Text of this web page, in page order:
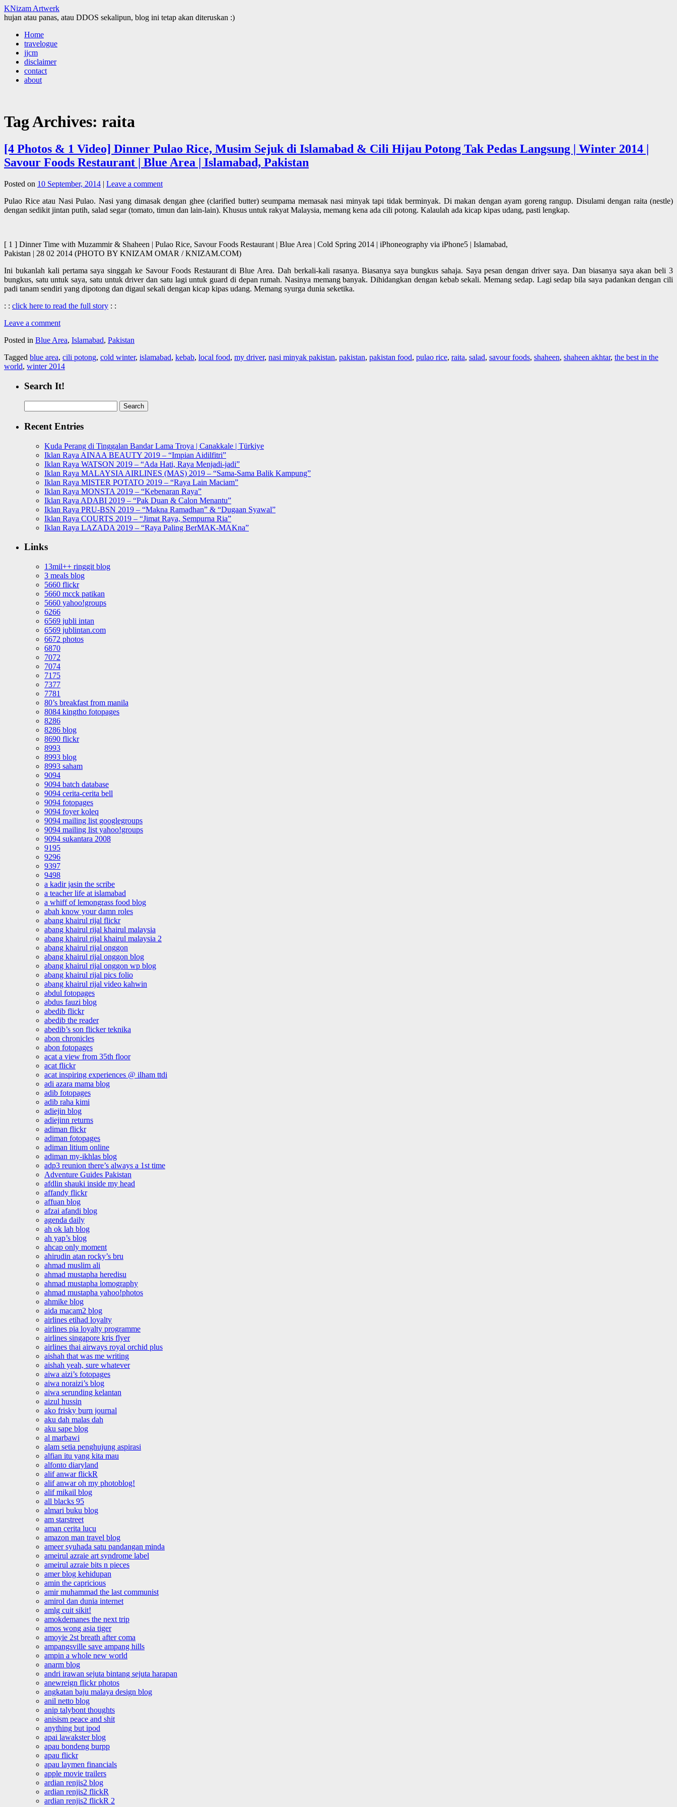
KNizam Artwerk
hujan atau panas, atau DDOS sekalipun, blog ini tetap akan diteruskan :)
Skip
content
Home
travelogue
jjcm
disclaimer
contact
about
Tag Archives: raita
[4 Photos & 1 Video] Dinner Pulao Rice, Musim Sejuk di Islamabad & Cili Hijau Potong Tak Pedas Langsung | Winter 2014 |
Savour Foods Restaurant | Blue Area | Islamabad, Pakistan
Posted on 10 September, 2014 | Leave a comment
Pulao Rice atau Nasi Pulao. Nasi yang dimasak dengan ghee (clarified butter) seumpama memasak nasi minyak tapi tidak berminyak. Di makan dengan ayam goreng rangup. Disulami dengan raita (nestle)
dengan sedikit jintan putih, salad segar (tomato, timun dan lain-lain). Khusus untuk rakyat Malaysia, memang kena ada cili potong. Kalaulah ada kicap kipas udang, pasti lengkap.
[ 1 ] Dinner Time with Muzammir & Shaheen | Pulao Rice, Savour Foods Restaurant | Blue Area | Cold Spring 2014 | iPhoneography via iPhone5 | Islamabad,
Pakistan | 28 02 2014 (PHOTO BY KNIZAM OMAR / KNIZAM.COM)
Ini bukanlah kali pertama saya singgah ke Savour Foods Restaurant di Blue Area. Dah berkali-kali rasanya. Biasanya saya bungkus sahaja. Saya pesan dengan driver saya. Dan biasanya saya akan beli 3
bungkus, satu untuk saya, satu untuk driver dan satu lagi untuk guard di depan rumah. Nasinya memang banyak. Dihidangkan dengan kebab sekali. Memang sedap. Lagi sedap bila saya padankan dengan cili
padi tanam sendiri yang dipotong dan digaul sekali dengan kicap kipas udang. Memang syurga dunia seketika.
: : click here to read the full story : :
Leave a comment
Posted in Blue Area, Islamabad, Pakistan
Tagged blue area, cili potong, cold winter, islamabad, kebab, local food, my driver, nasi minyak pakistan, pakistan, pakistan food, pulao rice, raita, salad, savour foods, shaheen, shaheen akhtar, the best in the
world, winter 2014
Search It!
for:
Recent Entries
Kuda Perang di Tinggalan Bandar Lama Troya | Canakkale | Türkiye
Iklan Raya AINAA BEAUTY 2019 – “Impian Aidilfitri”
Iklan Raya WATSON 2019 – “Ada Hati, Raya Menjadi-jadi”
Iklan Raya MALAYSIA AIRLINES (MAS) 2019 – “Sama-Sama Balik Kampung”
Iklan Raya MISTER POTATO 2019 – “Raya Lain Maciam”
Iklan Raya MONSTA 2019 – “Kebenaran Raya”
Iklan Raya ADABI 2019 – “Pak Duan & Calon Menantu”
Iklan Raya PRU-BSN 2019 – “Makna Ramadhan” & “Dugaan Syawal”
Iklan Raya COURTS 2019 – “Jimat Raya, Sempurna Ria”
Iklan Raya LAZADA 2019 – “Raya Paling BerMAK-MAKna”
Links
13mil++ ringgit blog
3 meals blog
5660 flickr
5660 mcck patikan
5660 yahoo!groups
6266
6569 jubli intan
6569 jublintan.com
6672 photos
6870
7072
7074
7175
7377
7781
80’s breakfast from manila
8084 kingtho fotopages
8286
8286 blog
8690 flickr
8993
8993 blog
8993 saham
9094
9094 batch database
9094 cerita-cerita bell
9094 fotopages
9094 foyer koleq
9094 mailing list googlegroups
9094 mailing list yahoo!groups
9094 sukantara 2008
9195
9296
9397
9498
a kadir jasin the scribe
a teacher life at islamabad
a whiff of lemongrass food blog
abah know your damn roles
abang khairul rijal flickr
abang khairul rijal khairul malaysia
abang khairul rijal khairul malaysia 2
abang khairul rijal onggon
abang khairul rijal onggon blog
abang khairul rijal onggon wp blog
abang khairul rijal pics folio
abang khairul rijal video kahwin
abdul fotopages
abdus fauzi blog
abedib flickr
abedib the reader
abedib’s son flicker teknika
abon chronicles
abon fotopages
acat a view from 35th floor
acat flickr
acat inspiring experiences @ ilham ttdi
adi azara mama blog
adib fotopages
adib raha kimi
adiejin blog
adiejinn returns
adiman flickr
adiman fotopages
adiman litium online
adiman my-ikhlas blog
adp3 reunion there’s always a 1st time
Adventure Guides Pakistan
afdlin shauki inside my head
affandy flickr
affuan blog
afzai afandi blog
agenda daily
ah ok lah blog
ah yap’s blog
ahcap only moment
ahirudin atan rocky’s bru
ahmad muslim ali
ahmad mustapha heredisu
ahmad mustapha lomography
ahmad mustapha yahoo!photos
ahmike blog
aida macam2 blog
airlines etihad loyalty
airlines pia loyalty programme
airlines singapore kris flyer
airlines thai airways royal orchid plus
aishah that was me writing
aishah yeah, sure whatever
aiwa aizi’s fotopages
aiwa noraizi’s blog
aiwa serunding kelantan
aizul hussin
ako frisky burn journal
aku dah malas dah
aku sape blog
al marbawi
alam setia penghujung aspirasi
alfian itu yang kita mau
alfonto diaryland
alif anwar flickR
alif anwar oh my photoblog!
alif mikail blog
all blacks 95
almari buku blog
am starstreet
aman cerita lucu
amazon man travel blog
ameer syuhada satu pandangan minda
ameirul azraie art syndrome label
ameirul azraie bits n pieces
amer blog kehidupan
amin the capricious
amir muhammad the last communist
amirol dan dunia internet
amlg cuit sikit!
amokdemanes the next trip
amos wong asia tiger
amoyie 2st breath after coma
ampangsville save ampang hills
ampin a whole new world
anarm blog
andri irawan sejuta bintang sejuta harapan
anewreign flickr photos
angkatan baju malaya design blog
anil netto blog
anip talybont thoughts
anisism peace and shit
anything but ipod
apai lawakster blog
apau bondeng burpp
apau flickr
apau laymen financials
apple movie trailers
ardian renjis2 blog
ardian renjis2 flickR
ardian renjis2 flickR 2